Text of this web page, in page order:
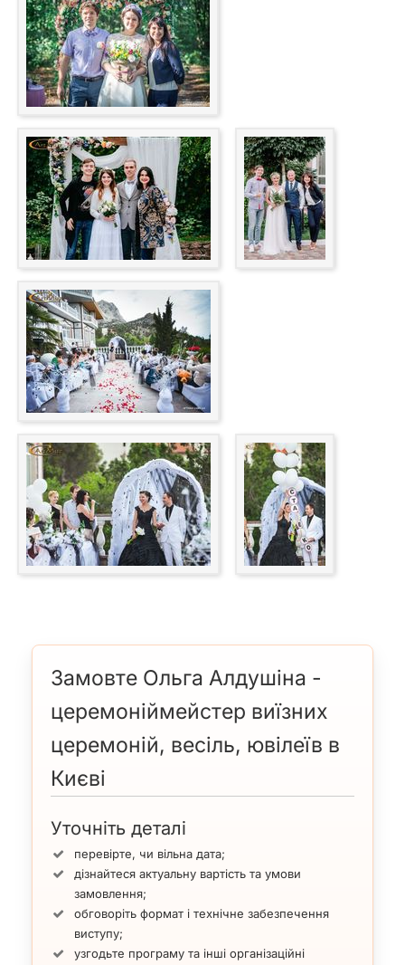
Замовте Ольга Алдушіна -
церемоніймейстер виїзних
церемоній, весіль, ювілеїв в
Києві
Уточніть деталі
перевірте, чи вільна дата;
дізнайтеся актуальну вартість та умови
замовлення;
обговоріть формат і технічне забезпечення
виступу;
узгодьте програму та інші організаційні